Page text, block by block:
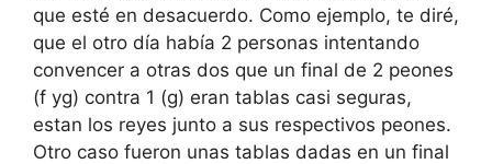
que esté en desacuerdo. Como ejemplo, te diré,
que el otro día había 2 personas intentando
convencer a otras dos que un final de 2 peones
(f yg) contra 1 (g) eran tablas casi seguras,
estan los reyes junto a sus respectivos peones.
Otro caso fueron unas tablas dadas en un final